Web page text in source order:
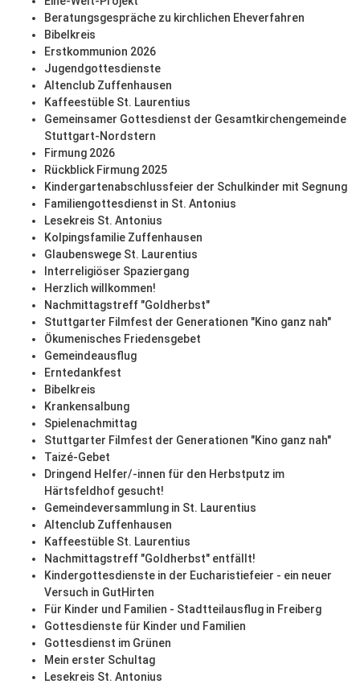
Beratungsgespräche zu kirchlichen Eheverfahren
Bibelkreis
Erstkommunion 2026
Jugendgottesdienste
Altenclub Zuffenhausen
Kaffeestüble St. Laurentius
Gemeinsamer Gottesdienst der Gesamtkirchengemeinde
Stuttgart-Nordstern
Firmung 2026
Rückblick Firmung 2025
Kindergartenabschlussfeier der Schulkinder mit Segnung
Familiengottesdienst in St. Antonius
Lesekreis St. Antonius
Kolpingsfamilie Zuffenhausen
Glaubenswege St. Laurentius
Interreligiöser Spaziergang
Herzlich willkommen!
Nachmittagstreff "Goldherbst"
Stuttgarter Filmfest der Generationen "Kino ganz nah"
Ökumenisches Friedensgebet
Gemeindeausflug
Erntedankfest
Bibelkreis
Krankensalbung
Spielenachmittag
Stuttgarter Filmfest der Generationen "Kino ganz nah"
Taizé-Gebet
Dringend Helfer/-innen für den Herbstputz im
Härtsfeldhof gesucht!
Gemeindeversammlung in St. Laurentius
Altenclub Zuffenhausen
Kaffeestüble St. Laurentius
Nachmittagstreff "Goldherbst" entfällt!
Kindergottesdienste in der Eucharistiefeier - ein neuer
Versuch in GutHirten
Für Kinder und Familien - Stadtteilausflug in Freiberg
Gottesdienste für Kinder und Familien
Gottesdienst im Grünen
Mein erster Schultag
Lesekreis St. Antonius